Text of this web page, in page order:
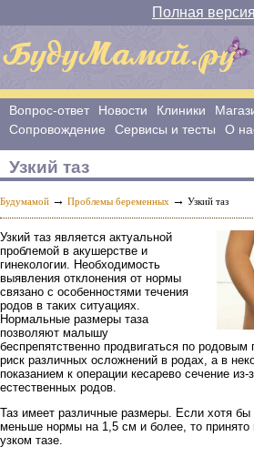
Полная версия
Вопрос-ответ Новости Клиники
Сопровождение
Сервисы и тесты О
Узкий таз
Будумамой → Проблемы беременных → Узкий таз
Узкий таз является актуальной
проблемой в акушерстве и
гинекологии. Необходимость
выявления отклонения от нормы
связано с особенностями течения
родов в таких ситуациях.
Нормальные размеры таза
позволяют малышу
беспрепятственно продвигаться по
риск различных осложнений в родах, а в
показанием к операции кесарево сечение из-
естественных родов.
Таз имеет различные размеры. Если хотя бы
меньше нормы на 1,5 см и более, то принято
узком тазе.